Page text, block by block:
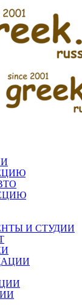
И СТУДИИ